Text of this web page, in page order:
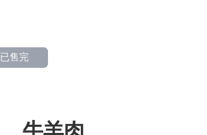
已售完
牛羊肉